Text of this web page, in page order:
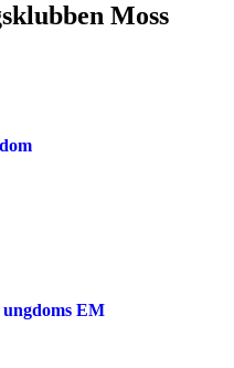
Moss
EM